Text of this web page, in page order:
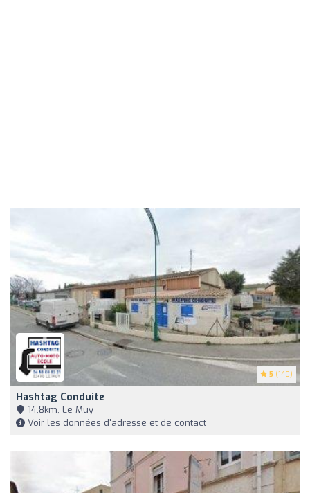
5 (140)
Hashtag Conduite
14,8km, Le Muy
Voir les données d'adresse et de contact